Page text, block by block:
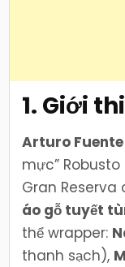
1. Giới
Arturo
mực” Robusto
Gran Reserva
áo gỗ tuyết
thể wrapper:
thanh sạch),